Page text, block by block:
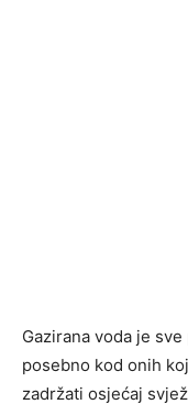
Gazirana voda je
posebno kod onih
zadržati osjećaj